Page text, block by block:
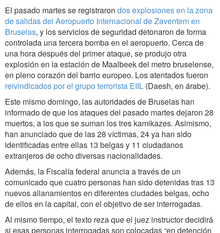
El pasado martes se registraron dos explosiones en la zona
de salidas del Aeropuerto Internacional de Zaventem en
Bruselas, y los servicios de seguridad detonaron de forma
controlada una tercera bomba en el aeropuerto. Cerca de
una hora después del primer ataque, se produjo otra
explosión en la estación de Maalbeek del metro bruselense,
en pleno corazón del barrio europeo. Los atentados fueron
reivindicados por el grupo terrorista EIIL (Daesh, en árabe).
Este mismo domingo, las autoridades de Bruselas han
informado de que los ataques del pasado martes dejaron 28
muertos, a los que se suman los tres kamikazes. Asimismo,
han anunciado que de las 28 víctimas, 24 ya han sido
identificadas entre ellas 13 belgas y 11 ciudadanos
extranjeros de ocho diversas nacionalidades.
Además, la Fiscalía federal anuncia a través de un
comunicado que cuatro personas han sido detenidas tras 13
nuevos allanamientos en diferentes ciudades belgas, ocho
de ellos en la capital, con el objetivo de ser interrogadas.
Al mismo tiempo, el texto reza que el juez instructor decidirá
si esas personas interrogadas son colocadas “en detención